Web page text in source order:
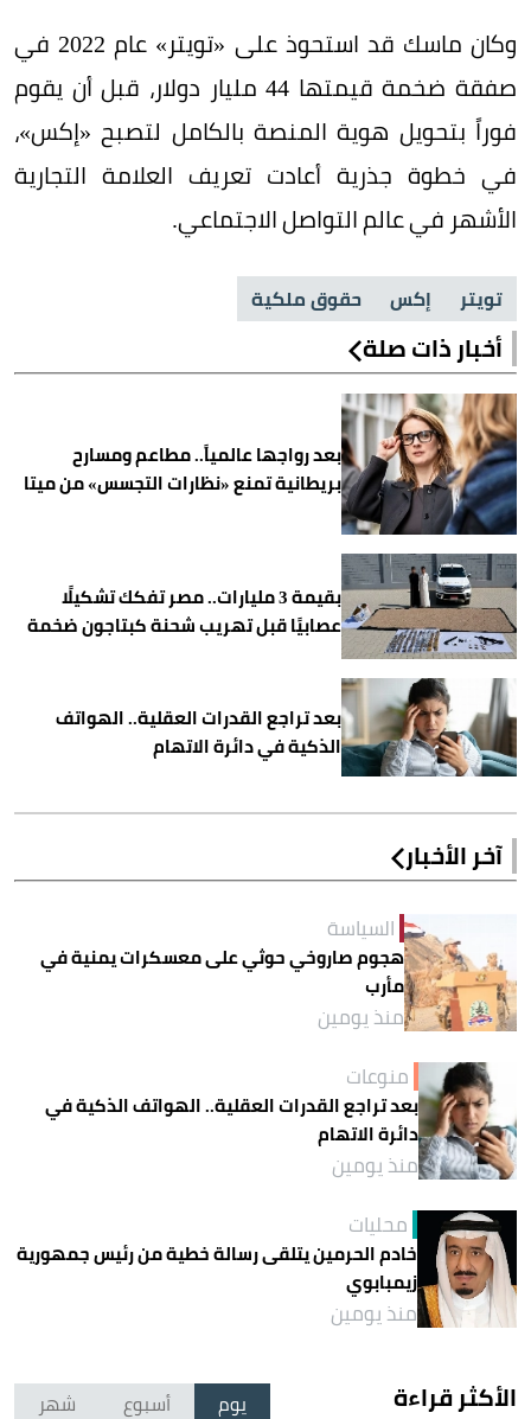
وكان ماسك قد استحوذ على «تويتر» عام 2022 في
صفقة ضخمة قيمتها 44 مليار دولار، قبل أن يقوم
فوراً بتحويل هوية المنصة بالكامل لتصبح «إكس»،
في خطوة جذرية أعادت تعريف العلامة التجارية
الأشهر في عالم التواصل الاجتماعي.
تويتر إكس حقوق ملكية
أخبار ذات صلة
بعد رواجها عالمياً.. مطاعم ومسارح
بريطانية تمنع «نظارات التجسس» من ميتا
بقيمة 3 مليارات.. مصر تفكك تشكيلًا
عصابيًا قبل تهريب شحنة كبتاجون ضخمة
بعد تراجع القدرات العقلية.. الهواتف
الذكية في دائرة الاتهام
آخر الأخبار
السياسة
هجوم صاروخي حوثي على معسكرات يمنية في
مأرب
منذ يومين
منوعات
بعد تراجع القدرات العقلية.. الهواتف الذكية في
دائرة الاتهام
منذ يومين
محليات
خادم الحرمين يتلقى رسالة خطية من رئيس جمهورية
زيمبابوي
منذ يومين
الأكثر قراءة يوم أسبوع شهر